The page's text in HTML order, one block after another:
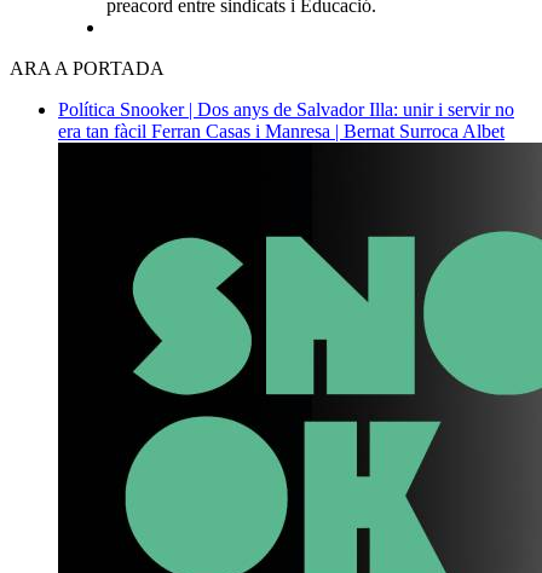
preacord entre sindicats i Educació.
ARA A PORTADA
Política Snooker | Dos anys de Salvador Illa: unir i servir no
era tan fàcil Ferran Casas i Manresa | Bernat Surroca Albet